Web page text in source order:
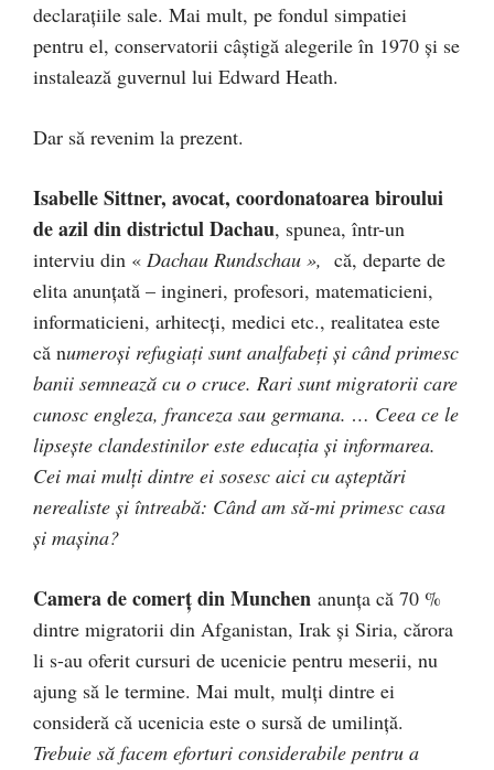
declaraţiile sale. Mai mult, pe fondul simpatiei
pentru el, conservatorii câştigă alegerile în 1970 şi se
instalează guvernul lui Edward Heath.
Dar să revenim la prezent.
Isabelle Sittner, avocat, coordonatoarea biroului
de azil din districtul Dachau, spunea, într-un
interviu din « Dachau Rundschau », că, departe de
elita anunţată – ingineri, profesori, matematicieni,
informaticieni, arhitecţi, medici etc., realitatea este
că numeroşi refugiaţi sunt analfabeţi şi când primesc
banii semnează cu o cruce. Rari sunt migratorii care
cunosc engleza, franceza sau germana. … Ceea ce le
lipseşte clandestinilor este educaţia şi informarea.
Cei mai mulţi dintre ei sosesc aici cu aşteptări
nerealiste şi întreabă: Când am să-mi primesc casa
şi maşina?
Camera de comerţ din Munchen anunţa că 70 %
dintre migratorii din Afganistan, Irak şi Siria, cărora
li s-au oferit cursuri de ucenicie pentru meserii, nu
ajung să le termine. Mai mult, mulţi dintre ei
consideră că ucenicia este o sursă de umilinţă.
Trebuie să facem eforturi considerabile pentru a